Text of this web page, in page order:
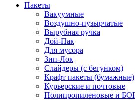
Пакеты
Вакуумные
Воздушно-пузырчатые
Вырубная ручка
Дой-Пак
Для мусора
Зип-Лок
Слайдеры (с бегунком)
Крафт пакеты (бумажные)
Курьерские и почтовые
Полипропиленовые и